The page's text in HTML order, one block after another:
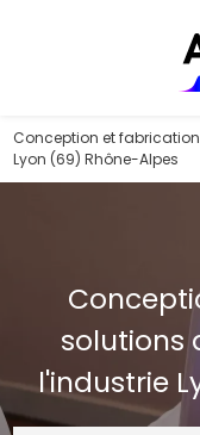
Conception et
Lyon (69) Rhône-Alpes
solutions
l'industrie